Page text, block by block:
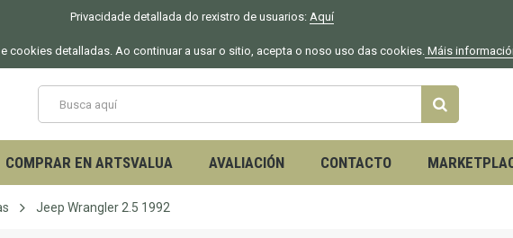
Privacidade detallada do rexistro de usuarios: Aquí
cookies detalladas. Ao continuar a usar o sitio, acepta o noso uso das cookies. Máis
COMPRAR EN ARTSVALUA AVALIACIÓN CONTACTO
Jeep Wrangler 2.5 1992